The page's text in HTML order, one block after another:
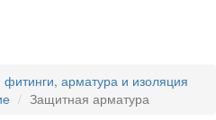
арматура и изоляция
Защитная арматура